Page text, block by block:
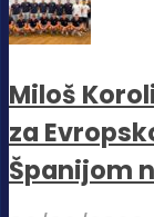
Miloš
za
Španijom